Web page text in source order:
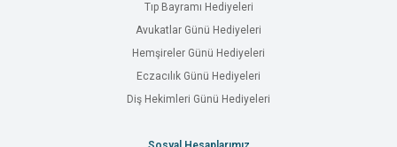
Tıp Bayramı Hediyeleri
Avukatlar Günü Hediyeleri
Hemşireler Günü Hediyeleri
Eczacılık Günü Hediyeleri
Diş Hekimleri Günü Hediyeleri